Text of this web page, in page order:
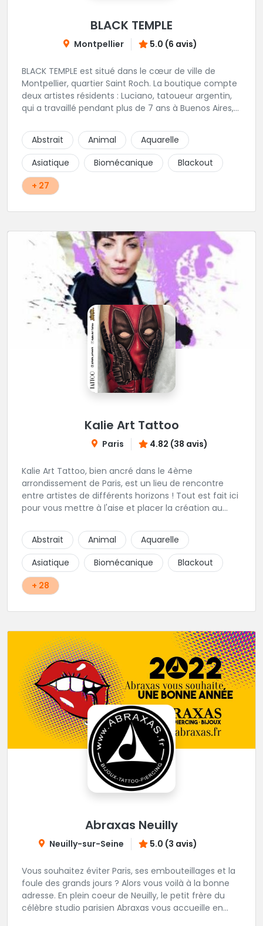
BLACK TEMPLE
Montpellier 5.0 (6 avis)
BLACK TEMPLE est situé dans le cœur de ville de
Montpellier, quartier Saint Roch. La boutique compte
deux artistes résidents : Luciano, tatoueur argentin,
qui a travaillé pendant plus de 7 ans à Buenos Aires,
qui a travaillé dans plusieurs boutiques de la ville
avant de rejoindre notre équipe. La boutique
accueille plusieurs artistes tatoueurs en tant que
guests tout au long de l'année afin de proposer
d'autres styles.
Abstrait Animal
Aquarelle
Asiatique
Biomécanique
Blackout
+ 27
Kalie Art Tattoo
Paris 4.82 (38 avis)
Kalie Art Tattoo, bien ancré dans le 4ème
arrondissement de Paris, est un lieu de rencontre
entre artistes de différents horizons ! Tout est fait ici
pour vous mettre à l'aise et placer la création au
Abstrait
Animal
Aquarelle
Asiatique
Biomécanique
Blackout
+ 28
Abraxas Neuilly
Neuilly-sur-Seine 5.0 (3 avis)
Vous souhaitez éviter Paris, ses embouteillages et la
foule des grands jours ? Alors vous voilà à la bonne
adresse. En plein coeur de Neuilly, le petit frère du
célèbre studio parisien Abraxas vous accueille en